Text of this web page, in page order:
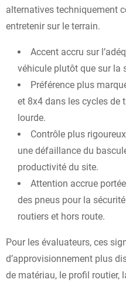
alternatives techniquement
entretenir sur le terrain.
Accent accru sur
véhicule plutôt que sur la
Préférence plus
et 8x4 dans les cycles de
lourde.
Contrôle plus
une défaillance du
productivité du site.
Attention accrue
des pneus pour la
routiers et hors route.
Pour les évaluateurs, ces
d’approvisionnement plus
de matériau, le profil routier,